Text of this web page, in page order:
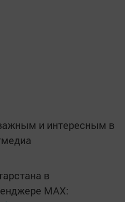
и интересным в
в
MАХ: